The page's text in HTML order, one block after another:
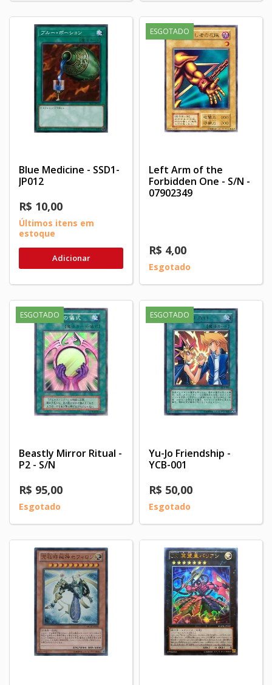
Blue Medicine - SSD1-
JP012
R$ 10,00
Últimos itens em
estoque
Adicionar
ESGOTADO
Left Arm of the
Forbidden One - S/N -
07902349
R$ 4,00
Esgotado
ESGOTADO
Beastly Mirror Ritual -
P2 - S/N
R$ 95,00
Esgotado
ESGOTADO
Yu-Jo Friendship -
YCB-001
R$ 50,00
Esgotado